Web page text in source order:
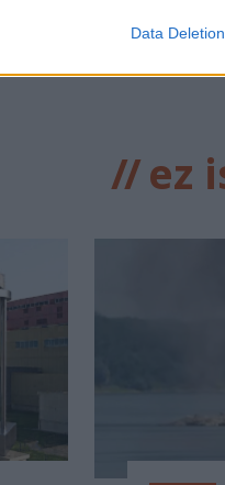
Data Deletion
//ez